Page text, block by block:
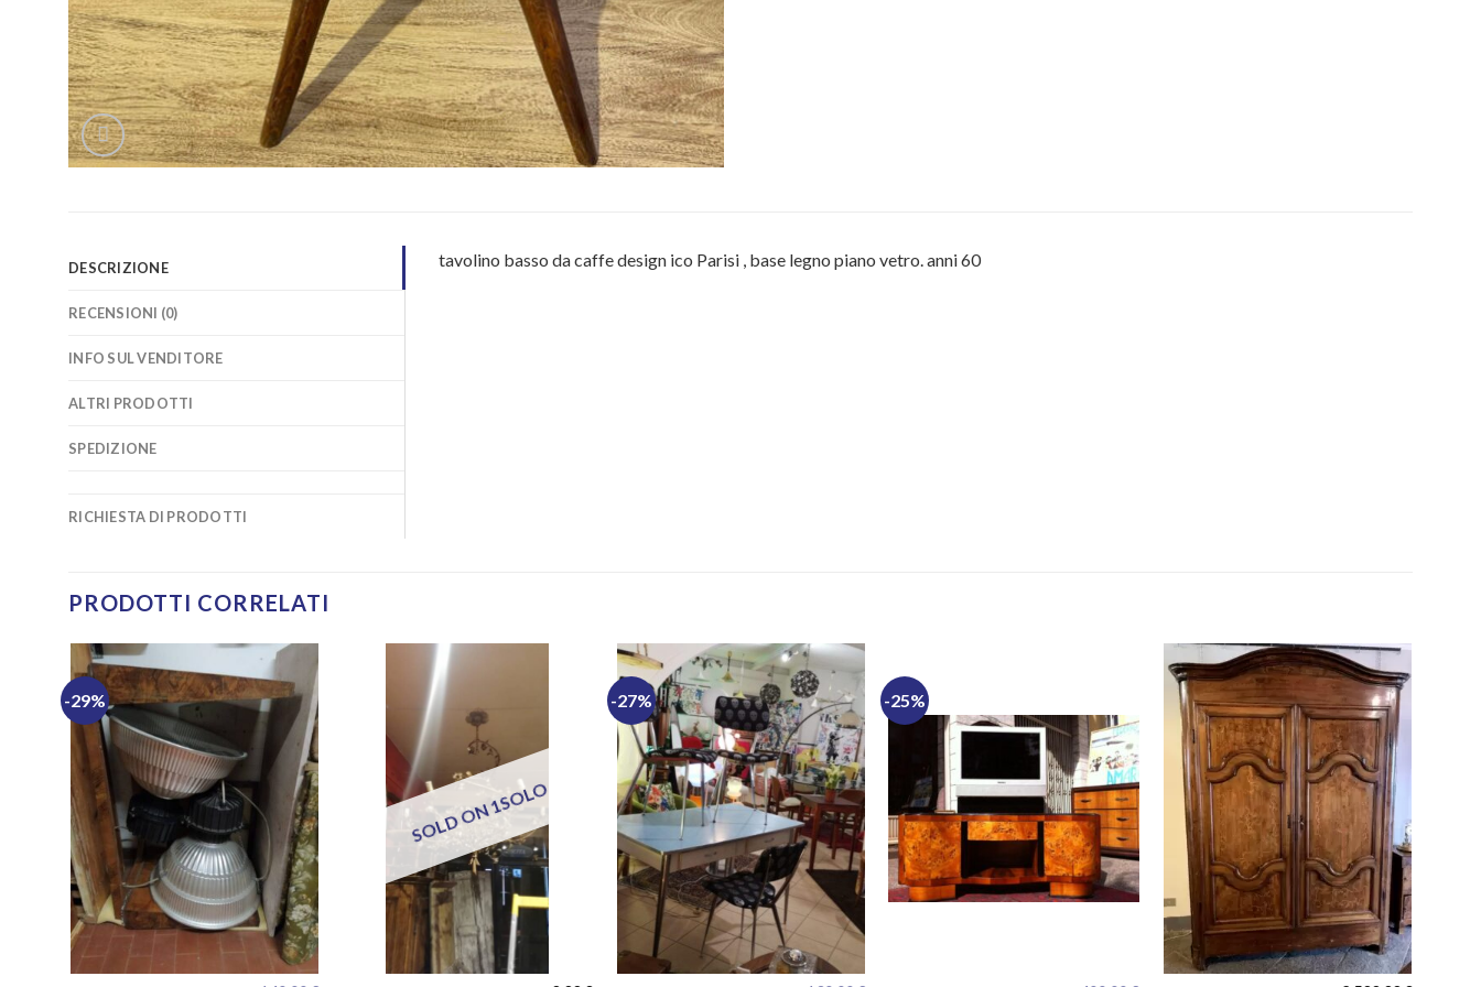
DESCRIZIONE
RECENSIONI (0)
INFO SUL VENDITORE
ALTRI PRODOTTI
SPEDIZIONE
RICHIESTA DI PRODOTTI
tavolino basso da caffe design ico Parisi , base legno piano vetro. anni 60
PRODOTTI CORRELATI
-29%
SOLD ON 1SOLO
-27% -25%